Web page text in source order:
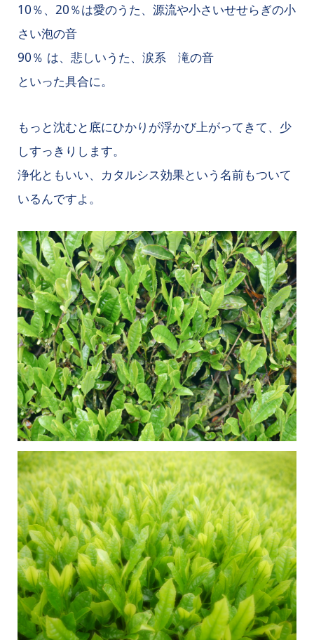
10％、20％は愛のうた、源流や小さいせせらぎの小
さい泡の音
90％ は、悲しいうた、涙系 滝の音
といった具合に。
もっと沈むと底にひかりが浮かび上がってきて、少
しすっきりします。
浄化ともいい、カタルシス効果という名前もついて
いるんですよ。